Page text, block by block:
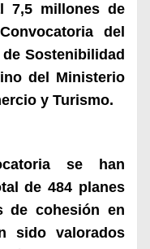
7,5 millones de
del
Sostenibilidad
del Ministerio
y Turismo.
se han
de 484 planes
de cohesión en
sido valorados